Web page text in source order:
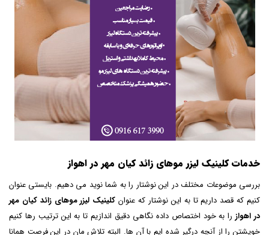
خدمات کلینیک لیزر موهای زائد کیان مهر در اهواز
بررسی موضوعات مختلف در این نوشتار را به شما نوید می دهیم. بایستی عنوان
کنیم که قصد داریم تا به این نوشتار که عنوان کلینیک لیزر موهای زائد کیان مهر
در اهوازرا به خود اختصاص داده نگاهی دقیق اندازیم تا به این ترتیب رها کنیم
خویشتن را از آنچه درگیر شده ایم با آن ها. البته تلاش مان در این فرصت همانا